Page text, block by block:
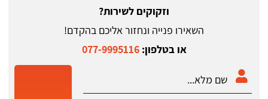
וזקוקים לשירות?
השאירו פנייה ונחזור אליכם בהקדם!
או בטלפון:077-9995116